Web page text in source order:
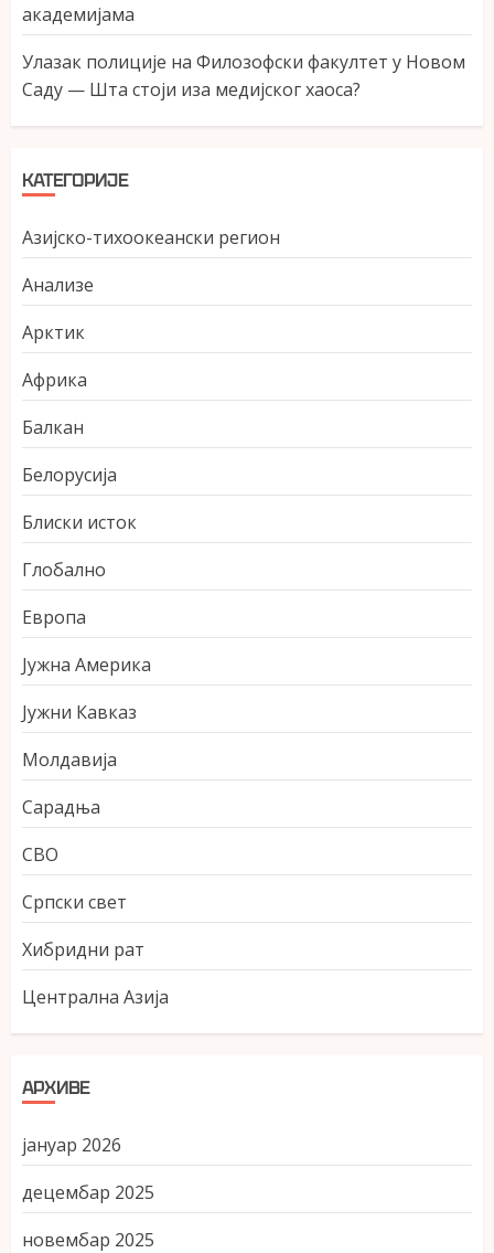
академијама
Улазак полиције на Филозофски факултет у Новом
Саду — Шта стоји иза медијског хаоса?
КАТЕГОРИЈЕ
Азијско-тихоокеански регион
Анализе
Арктик
Африка
Балкан
Белорусија
Блиски исток
Глобално
Европа
Јужна Америка
Јужни Кавказ
Молдавија
Сарадња
СВО
Српски свет
Хибридни рат
Централна Азија
АРХИВЕ
јануар 2026
децембар 2025
новембар 2025